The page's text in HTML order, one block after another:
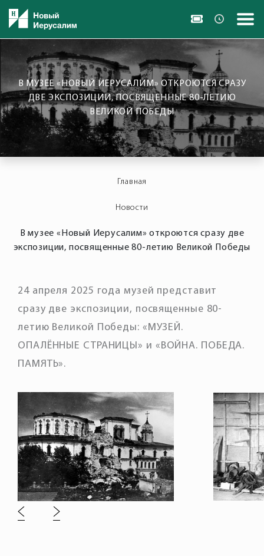
В МУЗЕЕ «НОВЫЙ ИЕРУСАЛИМ» ОТКРОЮТСЯ СРАЗУ
ДВЕ ЭКСПОЗИЦИИ, ПОСВЯЩЕННЫЕ 80-ЛЕТИЮ
ВЕЛИКОЙ ПОБЕДЫ
Главная
Новости
В музее «Новый Иерусалим» откроются сразу две
экспозиции, посвященные 80-летию Великой Победы
24 апреля 2025 года музей представит
сразу две экспозиции, посвященные 80-
летию Великой Победы: «МУЗЕЙ.
ОПАЛЁННЫЕ СТРАНИЦЫ» и «ВОЙНА. ПОБЕДА.
ПАМЯТЬ».